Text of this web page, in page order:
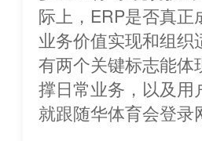
际上，ERP是否真
业务价值实现和组
有两个关键标志能体
撑日常业务，以及用
就跟随华体育会登